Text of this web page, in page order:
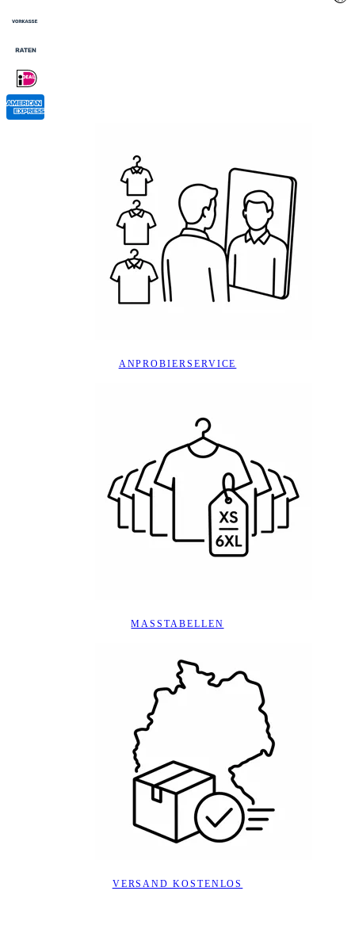
ANPROBIERSERVICE
MASSTABELLEN
VERSAND KOSTENLOS